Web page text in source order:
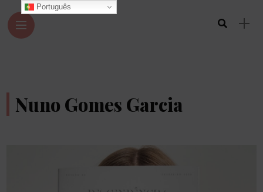
Nuno Gomes Garcia
Português